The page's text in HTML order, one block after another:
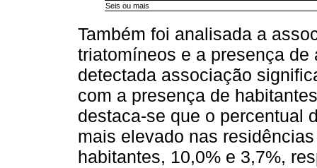
Seis ou mais
Também foi analisada a
triatomíneos e a presença
detectada associação
com a presença de
destaca-se que o percentual
mais elevado nas
habitantes, 10,0% e 3,7%,